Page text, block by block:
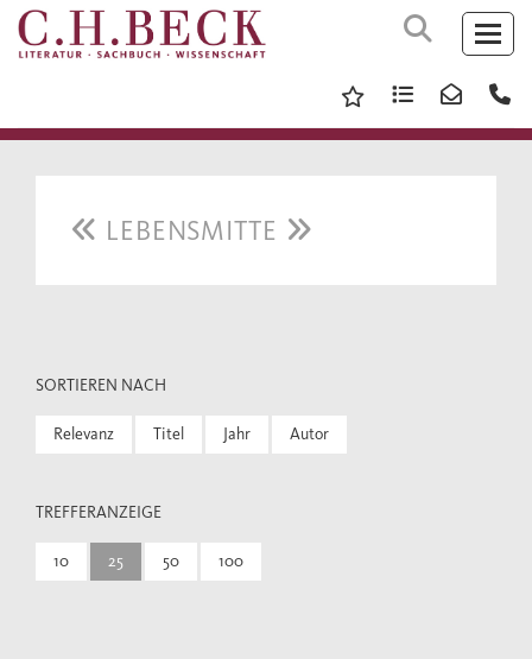
LEBENSMITTE
SORTIEREN NACH
Relevanz Titel Jahr Autor
TREFFERANZEIGE
10 25 50 100